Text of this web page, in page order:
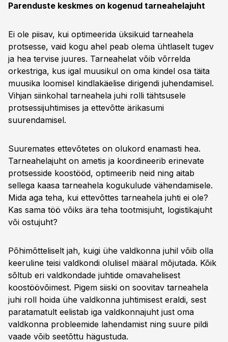
Parenduste keskmes on kogenud tarneahelajuht
Ei ole piisav, kui optimeerida üksikuid tarneahela
protsesse, vaid kogu ahel peab olema ühtlaselt tugev
ja hea tervise juures. Tarneahelat võib võrrelda
orkestriga, kus igal muusikul on oma kindel osa täita
muusika loomisel kindlakäelise dirigendi juhendamisel.
Vihjan siinkohal tarneahela juhi rolli tähtsusele
protsessijuhtimises ja ettevõtte ärikasumi
suurendamisel.
Suuremates ettevõtetes on olukord enamasti hea.
Tarneahelajuht on ametis ja koordineerib erinevate
protsesside koostööd, optimeerib neid ning aitab
sellega kaasa tarneahela kogukulude vähendamisele.
Mida aga teha, kui ettevõttes tarneahela juhti ei ole?
Kas sama töö võiks ära teha tootmisjuht, logistikajuht
või ostujuht?
Põhimõtteliselt jah, kuigi ühe valdkonna juhil võib olla
keeruline teisi valdkondi olulisel määral mõjutada. Kõik
sõltub eri valdkondade juhtide omavahelisest
koostöövõimest. Pigem siiski on soovitav tarneahela
juhi roll hoida ühe valdkonna juhtimisest eraldi, sest
paratamatult eelistab iga valdkonnajuht just oma
valdkonna probleemide lahendamist ning suure pildi
vaade võib seetõttu hägustuda.